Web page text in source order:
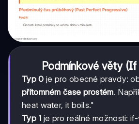
Podmínkové věty (If
Typ 0 je pro obecné pravdy:
přítomném čase prostém.
heat water, it boils."
Typ 1 je pro reálné možnosti: